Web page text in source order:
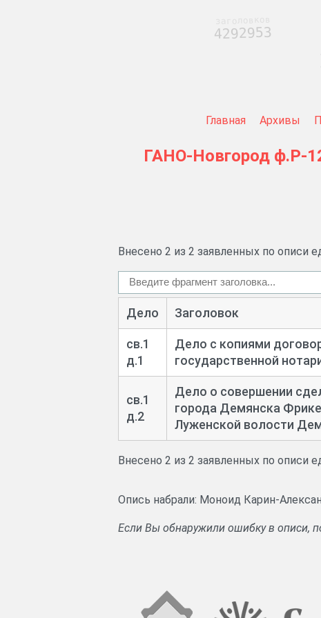
Главная Архивы
ГАНО-Новгород ф.Р-
Внесено 2 из 2 заявленных по описи
Дело Заголовок
св.1
д.1
Дело с копиями
государственной
св.1
д.2
Дело о совершении
города Демянска
Луженской волости
Внесено 2 из 2 заявленных по описи
Опись набрали: Моноид Карин-
Если Вы обнаружили ошибку в описи,
4292953